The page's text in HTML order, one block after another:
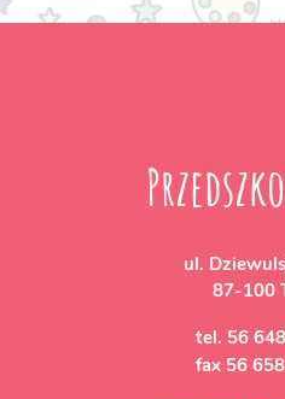
ul.
87-100
tel. 56
fax 56